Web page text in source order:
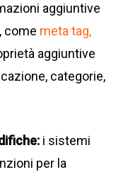
aggiuntive
come meta tag,
aggiuntive
categorie,
i sistemi
per la